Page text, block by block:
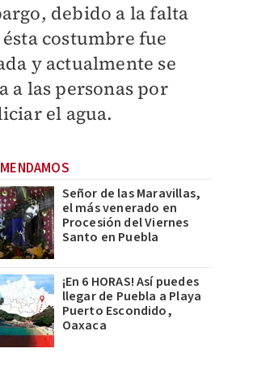
debido a la falta
ésta costumbre fue
y actualmente se
a las personas por
el agua.
Señor de las Maravillas,
el más venerado en
Procesión del Viernes
Santo en Puebla
¡En 6 HORAS! Así puedes
llegar de Puebla a Playa
Puerto Escondido,
Oaxaca